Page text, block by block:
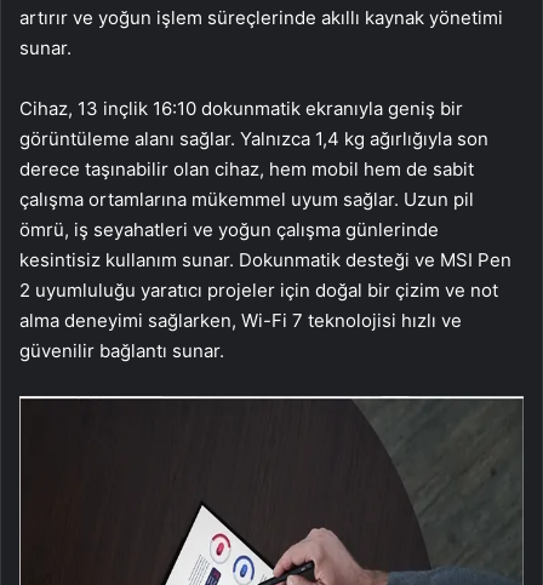
artırır ve yoğun işlem süreçlerinde akıllı kaynak yönetimi
sunar.
Cihaz, 13 inçlik 16:10 dokunmatik ekranıyla geniş bir
görüntüleme alanı sağlar. Yalnızca 1,4 kg ağırlığıyla son
derece taşınabilir olan cihaz, hem mobil hem de sabit
çalışma ortamlarına mükemmel uyum sağlar. Uzun pil
ömrü, iş seyahatleri ve yoğun çalışma günlerinde
kesintisiz kullanım sunar. Dokunmatik desteği ve MSI Pen
2 uyumluluğu yaratıcı projeler için doğal bir çizim ve not
alma deneyimi sağlarken, Wi-Fi 7 teknolojisi hızlı ve
güvenilir bağlantı sunar.